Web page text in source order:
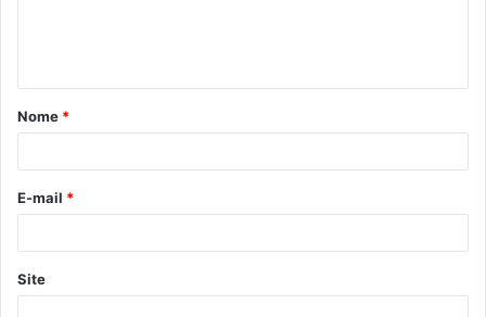
á
r
*
Nome *
E-mail *
Site